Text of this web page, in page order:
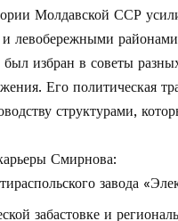
Молдавской ССР
левобережными
избран в советы
Его политическая
структурами,
Смирнова:
завода
забастовке и